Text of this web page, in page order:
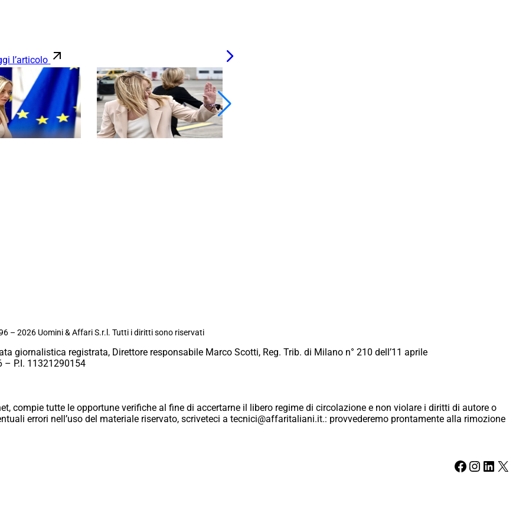
l’articolo
– 2026 Uomini & Affari S.r.l. Tutti i diritti sono riservati
giornalistica registrata, Direttore responsabile Marco Scotti, Reg. Trib. di Milano n° 210 dell’11 aprile
– P.I. 11321290154
compie tutte le opportune verifiche al fine di accertarne il libero regime di circolazione e non violare i diritti di autore o
errori nell’uso del materiale riservato, scriveteci a tecnici@affaritaliani.it.: provvederemo prontamente alla rimozione
Facebook Instagram LinkedIn X